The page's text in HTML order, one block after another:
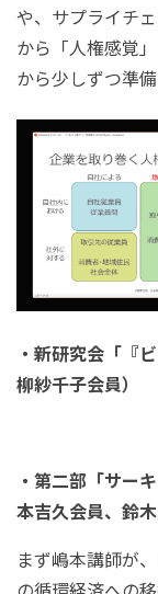
や、サプライチ
から「人権感覚
から少しずつ準
・新研究会「『
柳紗千子会員）
・第二部「サー
本吉久会員、鈴木
まず嶋本講師が